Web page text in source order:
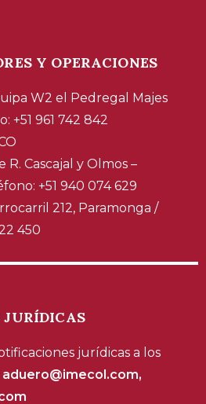
Y OPERACIONES
W2 el Pedregal Majes
+51 961 742 842
R. Cascajal y Olmos –
+51 940 074 629
212, Paramonga /
450
JURÍDICAS
jurídicas a los
aduero@imecol.com,